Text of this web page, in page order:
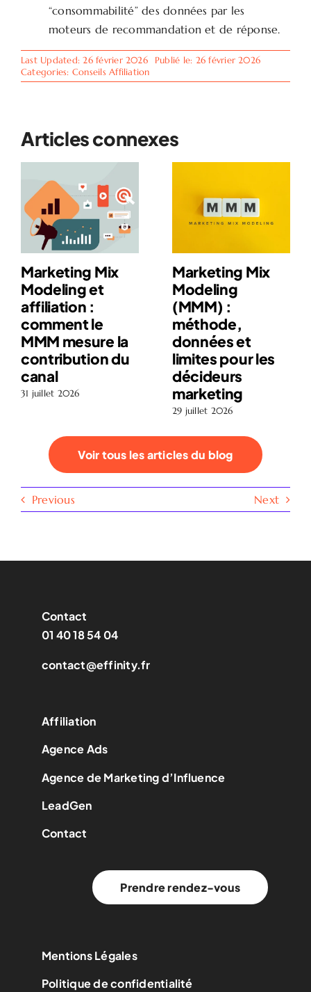
“consommabilité” des données par les
moteurs de recommandation et de réponse.
Last Updated: 26 février 2026
Publié le: 26 février 2026
Categories: Conseils Affiliation
Articles connexes
Marketing Mix
Modeling et
affiliation :
comment le
MMM mesure la
contribution du
canal
31 juillet 2026
Marketing Mix
Modeling
(MMM) :
méthode,
données et
limites pour les
décideurs
marketing
29 juillet 2026
Voir tous les articles du blog
Previous Next
Contact
01 40 18 54 04
contact@effinity.fr
Affiliation
Agence Ads
Agence de Marketing d’Influence
LeadGen
Contact
Prendre rendez-vous
Mentions Légales
Politique de confidentialité